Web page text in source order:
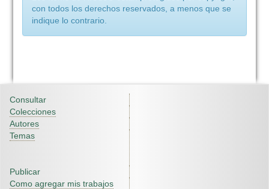
con todos los derechos reservados, a menos que se
indique lo contrario.
Consultar
Colecciones
Autores
Temas
Publicar
Como agregar mis trabajos